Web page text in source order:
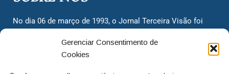
Gerenciar Consentimento de
Cookies
No dia 06 de março de 1993, o Jornal Terceira Visão foi
cidadãos valinhenses, já que naquela época só existiam
dois jornais. Há mais de 30 anos, o jornal continua